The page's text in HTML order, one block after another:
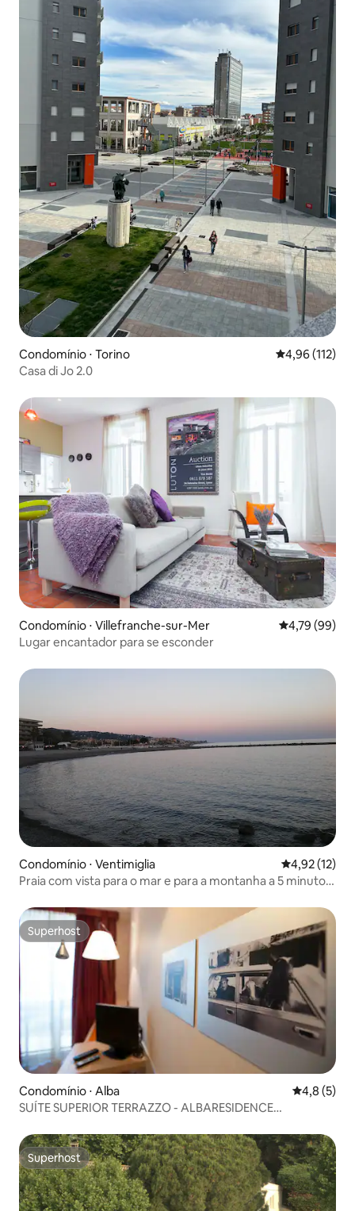
Condomínio ⋅ Torino 4,96 de uma
4,96 (112)
Casa di Jo 2.0
Condomínio ⋅ Villefranche-sur-Mer 4,79 de uma
4,79 (99)
Lugar encantador para se esconder
Condomínio ⋅ Ventimiglia 4,92 de uma
4,92 (12)
Praia com vista para o mar e para a montanha a 5 minutos
Superhost
Superhost
Condomínio ⋅ Alba 4,8 de
4,8 (5)
SUÍTE SUPERIOR TERRAZZO - ALBARESIDENCE
Superhost
Superhost